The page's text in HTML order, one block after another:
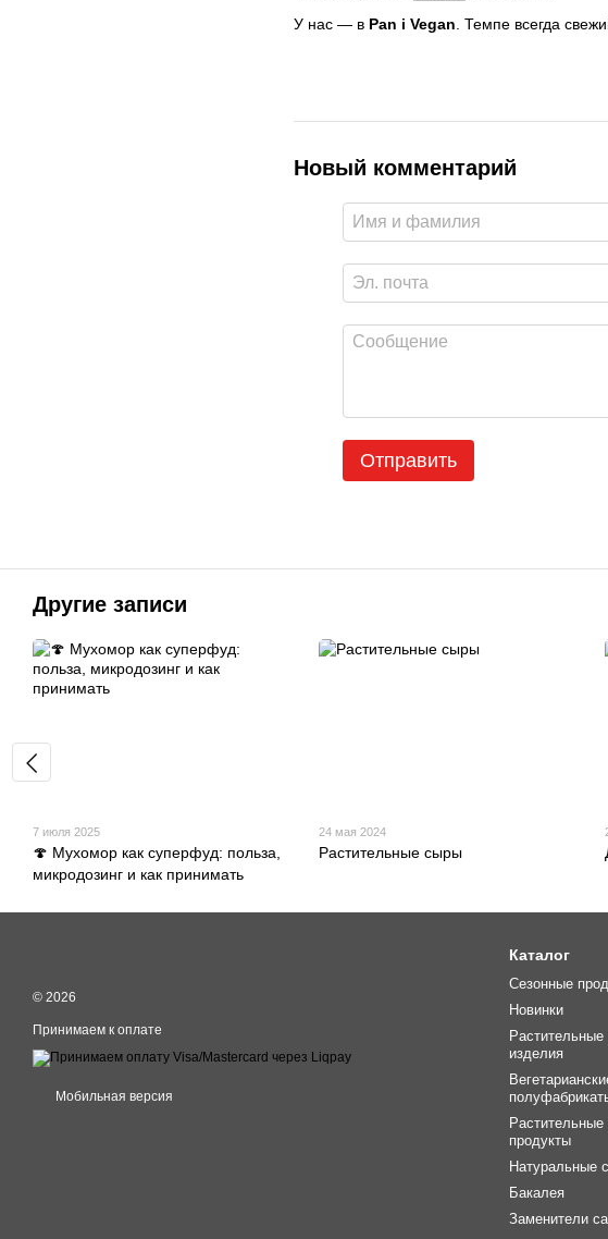
У нас — в Pan i Vegan . Темпе всегда
Новый комментарий
Отправить
Другие записи
7 июля 2025
🍄 Мухомор как суперфуд: польза,
микродозинг и как принимать
24 мая 2024
Растительные сыры
© 2026
Принимаем к оплате
Мобильная версия
Каталог
Сезонные
Новинки
изделия
продукты
Натуральные
Бакалея
Заменители